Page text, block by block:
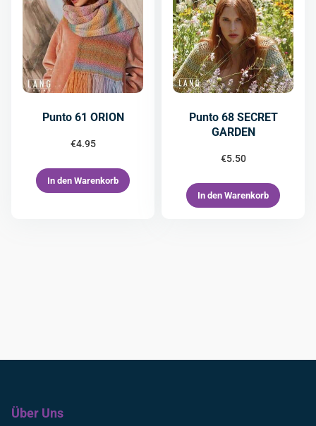
Punto 61 ORION
€4.95
In den Warenkorb
Punto 68 SECRET
GARDEN
€5.50
In den Warenkorb
Über Uns